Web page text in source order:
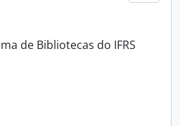
de Bibliotecas do IFRS